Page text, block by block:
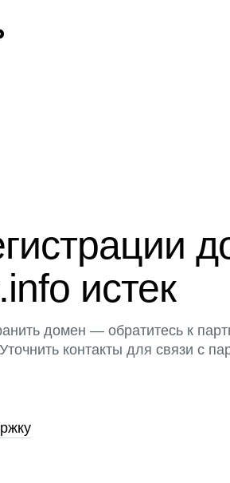
истек
домен — обратитесь к
контакты для связи с